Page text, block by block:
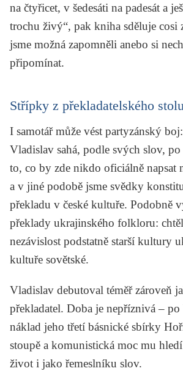
na čtyřicet, v šedesáti na padesát a
trochu živý“, pak kniha sděluje cosi
jsme možná zapomněli anebo si
připomínat.
Střípky z překladatelského stolu
I samotář může vést partyzánský
Vladislav sahá, podle svých slov,
to, co by zde nikdo oficiálně napsat
a v jiné podobě jsme svědky
překladu v české kultuře. Podobně
překlady ukrajinského folkloru:
nezávislost podstatně starší kultury
kultuře sovětské.
Vladislav debutoval téměř zároveň
překladatel. Doba je nepříznivá –
náklad jeho třetí básnické sbírky
stoupě a komunistická moc mu
život i jako řemeslníku slov.